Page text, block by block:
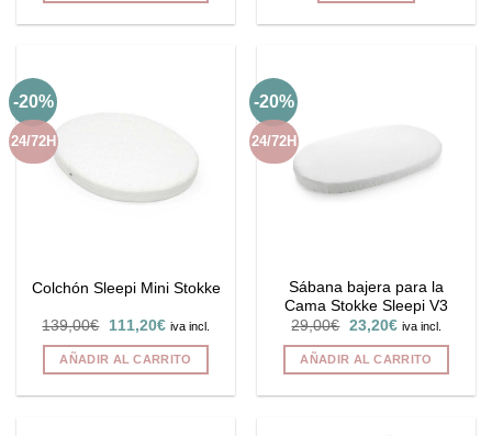
-20%
24/72H
Colchón Sleepi Mini Stokke
139,00€
El
original
era:
111,20€El
actual
es:
iva incl.
AÑADIR AL CARRITO
-20%
24/72H
Sábana bajera para la
Cama Stokke Sleepi V3
29,00€ El
original
era:
23,20€El
actual
es:
iva incl.
AÑADIR AL CARRITO